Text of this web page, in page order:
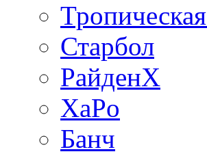
Старбол
РайденХ
XaPo
Банч